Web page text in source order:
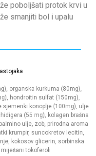
poboljšati protok krvi u
smanjiti bol i upalu
organska kurkuma (80mg),
hondroitin sulfat (150mg),
konoplje (100mg), ulje
(55 mg), kolagen brašna
ulje, zob, prirodna aroma
krumpir, suncokretov lecitin,
kokosov glicerin, sorbinska
tokoferoli